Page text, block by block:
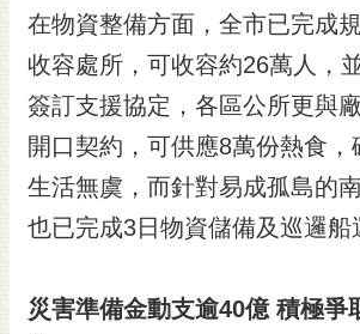
在物資整備方面，全市已完成
收容處所，可收容約26萬人，
簽訂支援協定，各區公所更與
開口契約，可供應8萬份熱食，
生活無虞，而針對易成孤島的
也已完成3日物資儲備及巡邏船
災害準備金動支逾40億 積極爭